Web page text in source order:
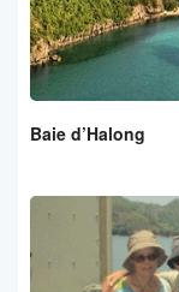
Baie d’Halong